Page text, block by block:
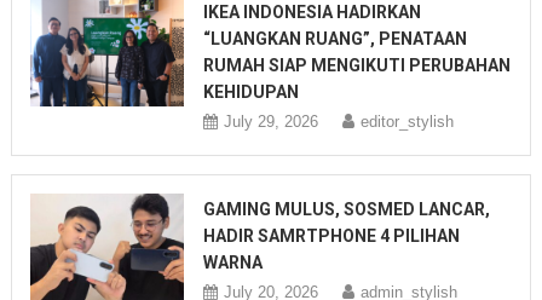
IKEA INDONESIA HADIRKAN
“LUANGKAN RUANG”, PENATAAN
RUMAH SIAP MENGIKUTI PERUBAHAN
KEHIDUPAN
July 29, 2026 editor_stylish
GAMING MULUS, SOSMED LANCAR,
HADIR SAMRTPHONE 4 PILIHAN
WARNA
July 20, 2026 admin_stylish